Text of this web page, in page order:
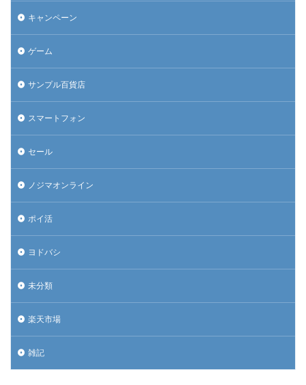
キャンペーン
ゲーム
サンプル百貨店
スマートフォン
セール
ノジマオンライン
ポイ活
ヨドバシ
未分類
楽天市場
雑記